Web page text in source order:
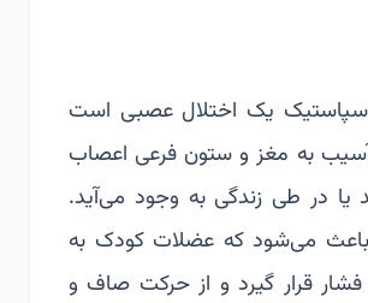
یک اختلال عصبی است
به مغز و ستون فرعی اعصاب
یا در طی زندگی به وجود می‌آید.
باعث می‌شود که عضلات کودک به
قرار گیرد و از حرکت صاف و